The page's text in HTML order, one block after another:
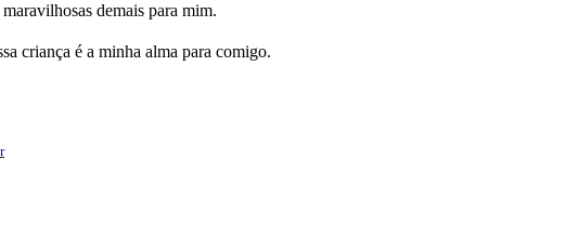
demais para mim.
criança é a minha alma para comigo.